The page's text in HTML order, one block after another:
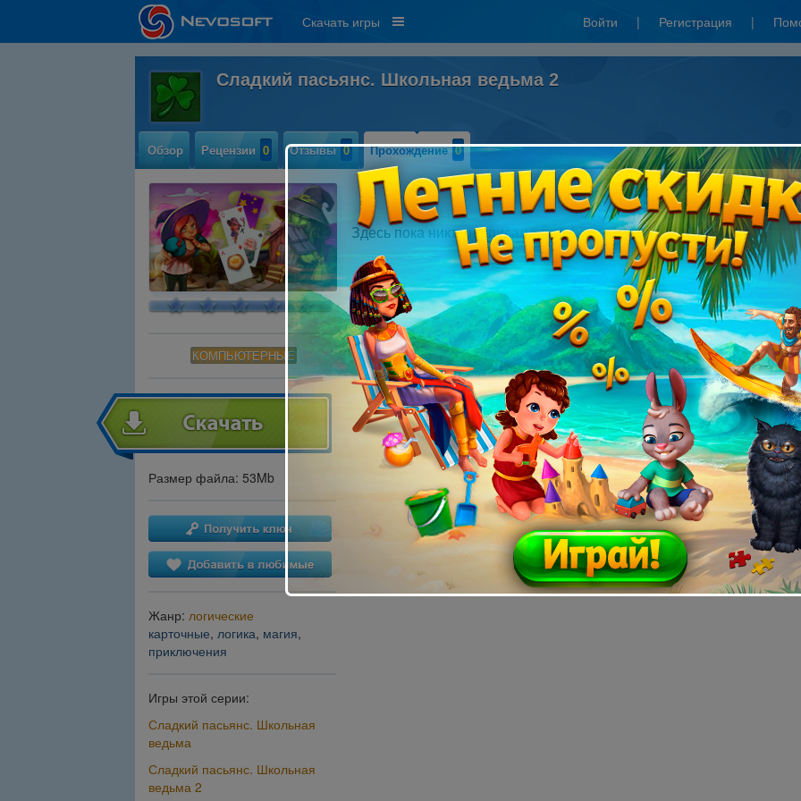
Скачать игры Войти | Регистрация |
Сладкий пасьянс. Школьная ведьма 2
Обзор Рецензии 0 Отзывы 0 Прохождение 0
КОМПЬЮТЕРНЫЕ
Размер файла: 53Mb
Жанр: логические
карточные, логика, магия,
приключения
Игры этой серии:
Сладкий пасьянс. Школьная
ведьма
Сладкий пасьянс. Школьная
ведьма 2
Написать прохождение
Здесь пока никто не писал